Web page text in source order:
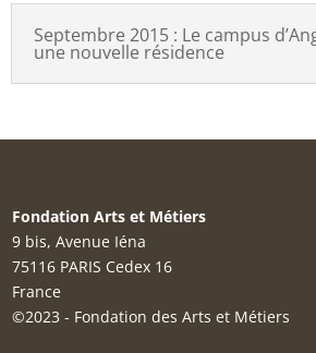
Septembre 2015 : Le campus
une nouvelle résidence
Fondation Arts et Métiers
9 bis, Avenue Iéna
75116 PARIS Cedex 16
France
©2023 - Fondation des Arts et Métiers